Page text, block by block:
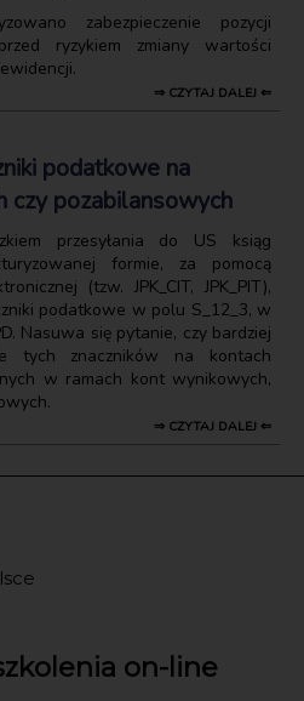
zabezpieczenie pozycji
ryzykiem zmiany wartości
⇒ CZYTAJ DALEJ ⇐
podatkowe na
czy pozabilansowych
przesyłania do US ksiąg
formie, za pomocą
(tzw. JPK_CIT, JPK_PIT),
podatkowe w polu S_12_3, w
Nasuwa się pytanie, czy bardziej
tych znaczników na kontach
w ramach kont wynikowych,
⇒ CZYTAJ DALEJ ⇐
on-line